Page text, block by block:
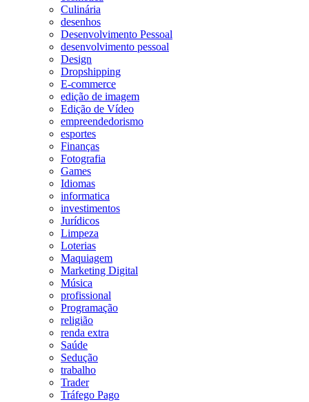
Culinária
desenhos
Desenvolvimento Pessoal
desenvolvimento pessoal
Design
Dropshipping
E-commerce
edição de imagem
Edição de Vídeo
empreendedorismo
esportes
Finanças
Fotografia
Games
Idiomas
informatica
investimentos
Jurídicos
Limpeza
Loterias
Maquiagem
Marketing Digital
Música
profissional
Programação
religião
renda extra
Saúde
Sedução
trabalho
Trader
Tráfego Pago